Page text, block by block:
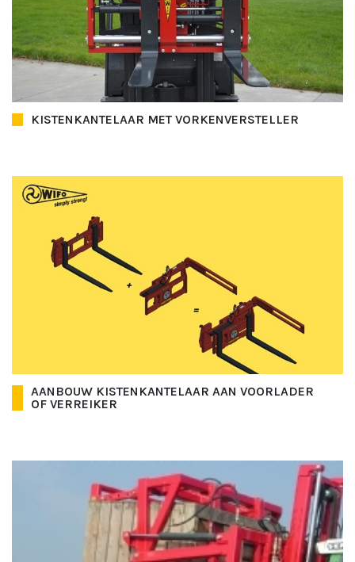
KISTENKANTELAAR MET VORKENVERSTELLER
AANBOUW KISTENKANTELAAR AAN VOORLADER
OF VERREIKER